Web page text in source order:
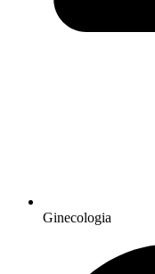
Ginecologia